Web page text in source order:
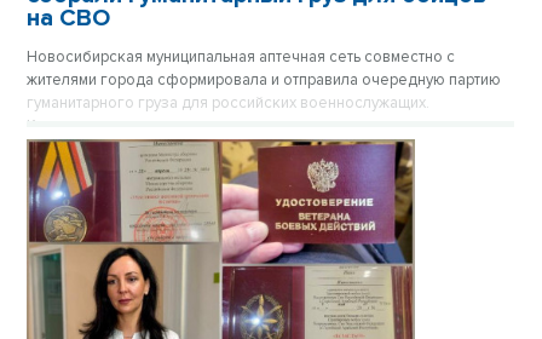
на СВО
Новосибирская муниципальная аптечная сеть совместно с
жителями города сформировала и отправила очередную партию
гуманитарного груза для российских военнослужащих.
Кровеостанавливающие средства, тактические аптечки и
необходимые медикаменты направлены бойцам
спецподразделений и операторам беспилотных систем в
Донецкую Народную Республику.